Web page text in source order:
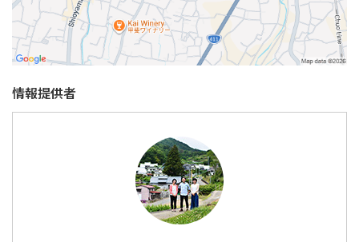
情報提供者